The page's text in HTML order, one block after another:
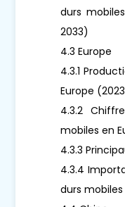
durs
2033)
4.3 Europe
4.3.1
Europe
4.3.2
mobiles en
4.3.3
4.3.4
durs